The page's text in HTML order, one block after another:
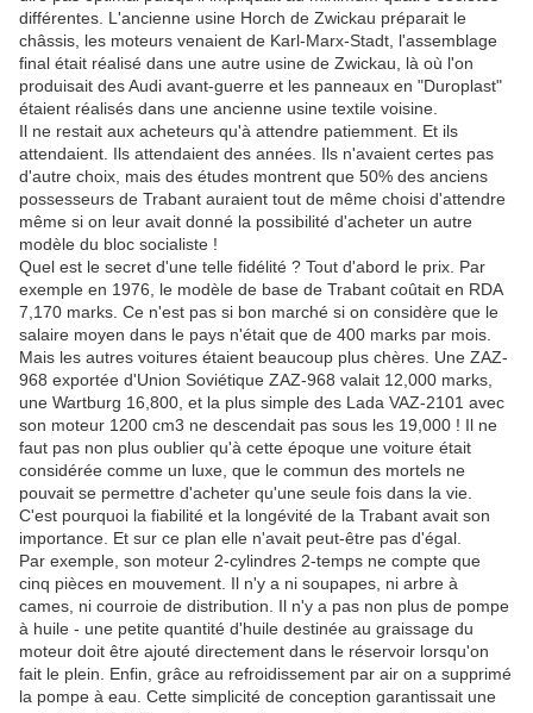
différentes. L'ancienne usine Horch de Zwickau préparait le
châssis, les moteurs venaient de Karl-Marx-Stadt, l'assemblage
final était réalisé dans une autre usine de Zwickau, là où l'on
produisait des Audi avant-guerre et les panneaux en "Duroplast"
étaient réalisés dans une ancienne usine textile voisine.
Il ne restait aux acheteurs qu'à attendre patiemment. Et ils
attendaient. Ils attendaient des années. Ils n'avaient certes pas
d'autre choix, mais des études montrent que 50% des anciens
possesseurs de Trabant auraient tout de même choisi d'attendre
même si on leur avait donné la possibilité d'acheter un autre
modèle du bloc socialiste !
Quel est le secret d'une telle fidélité ? Tout d'abord le prix. Par
exemple en 1976, le modèle de base de Trabant coûtait en RDA
7,170 marks. Ce n'est pas si bon marché si on considère que le
salaire moyen dans le pays n'était que de 400 marks par mois.
Mais les autres voitures étaient beaucoup plus chères. Une ZAZ-
968 exportée d'Union Soviétique ZAZ-968 valait 12,000 marks,
une Wartburg 16,800, et la plus simple des Lada VAZ-2101 avec
son moteur 1200 cm3 ne descendait pas sous les 19,000 ! Il ne
faut pas non plus oublier qu'à cette époque une voiture était
considérée comme un luxe, que le commun des mortels ne
pouvait se permettre d'acheter qu'une seule fois dans la vie.
C'est pourquoi la fiabilité et la longévité de la Trabant avait son
importance. Et sur ce plan elle n'avait peut-être pas d'égal.
Par exemple, son moteur 2-cylindres 2-temps ne compte que
cinq pièces en mouvement. Il n'y a ni soupapes, ni arbre à
cames, ni courroie de distribution. Il n'y a pas non plus de pompe
à huile - une petite quantité d'huile destinée au graissage du
moteur doit être ajouté directement dans le réservoir lorsqu'on
fait le plein. Enfin, grâce au refroidissement par air on a supprimé
la pompe à eau. Cette simplicité de conception garantissait une